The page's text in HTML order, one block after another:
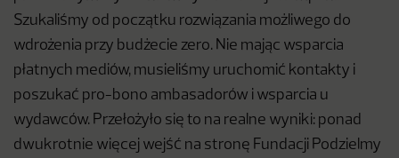
Szukaliśmy od początku rozwiązania możliwego do
wdrożenia przy budżecie zero. Nie mając wsparcia
płatnych mediów, musieliśmy uruchomić kontakty i
poszukać pro-bono ambasadorów i wsparcia u
wydawców. Przełożyło się to na realne wyniki: ponad
dwukrotnie więcej wejść na stronę Fundacji Podzielmy